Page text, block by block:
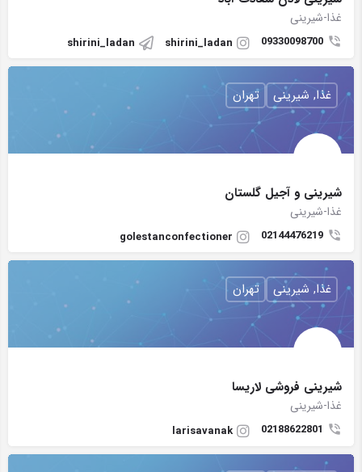
غذا-شیرینی
09330098700
shirini_ladan
shirini_ladan
شیرینی و آجیل گلستان
غذا-شیرینی
02144476219
golestanconfectioner
غذا, شیرینی تهران
شیرینی فروشی لاریسا
غذا-شیرینی
02188622801
larisavanak
غذا, شیرینی تهران